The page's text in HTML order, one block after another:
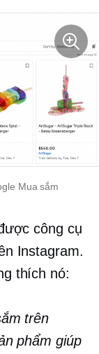
Mua sắm
công cụ
Instagram.
thích nó:
trên
phẩm giúp